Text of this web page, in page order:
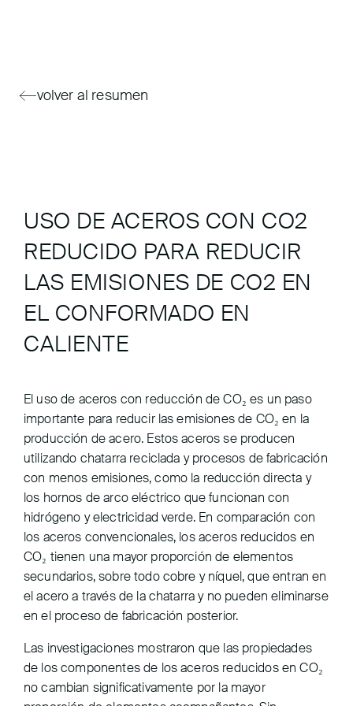
volver al resumen
USO DE ACEROS CON CO2
REDUCIDO PARA REDUCIR
LAS EMISIONES DE CO2 EN
EL CONFORMADO EN
CALIENTE
El uso de aceros con reducción de CO₂ es un paso
importante para reducir las emisiones de CO₂ en la
producción de acero. Estos aceros se producen
utilizando chatarra reciclada y procesos de fabricación
con menos emisiones, como la reducción directa y
los hornos de arco eléctrico que funcionan con
hidrógeno y electricidad verde. En comparación con
los aceros convencionales, los aceros reducidos en
CO₂ tienen una mayor proporción de elementos
secundarios, sobre todo cobre y níquel, que entran en
el acero a través de la chatarra y no pueden eliminarse
en el proceso de fabricación posterior.
Las investigaciones mostraron que las propiedades
de los componentes de los aceros reducidos en CO₂
no cambian significativamente por la mayor